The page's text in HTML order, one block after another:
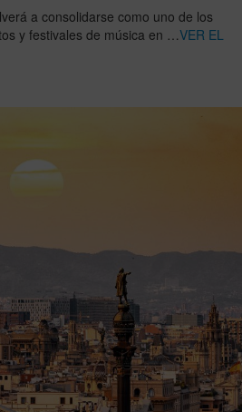
a consolidarse como uno de los
y festivales de música en …VER EL